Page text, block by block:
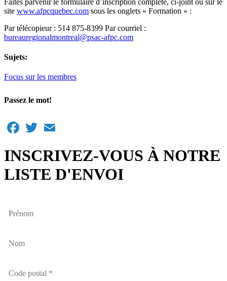
site www.afpcquebec.com sous les onglets « Formation » :
Par télécopieur : 514 875-8399 Par courriel :
bureauregionalmontreal@psac-afpc.com
Sujets:
Focus sur les membres
Passez le mot!
Facebook
Twitter
INSCRIVEZ-VOUS À NOTRE
LISTE D'ENVOI